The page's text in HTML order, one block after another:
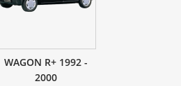
WAGON R+ 1992 -
2000